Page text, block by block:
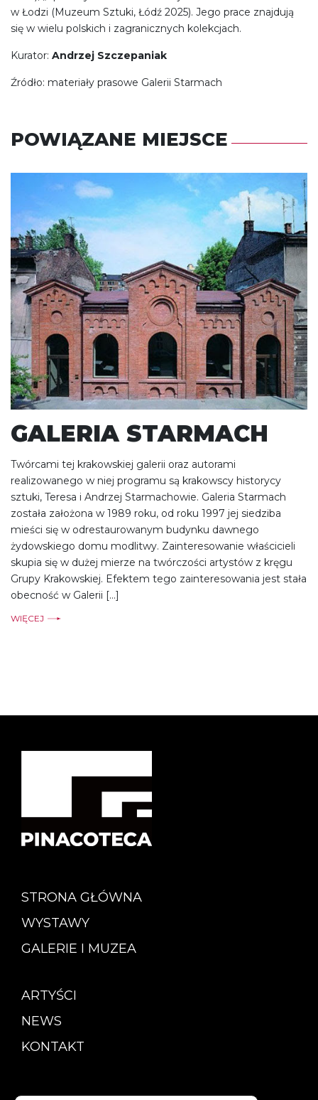
w Łodzi (Muzeum Sztuki, Łódź 2025). Jego prace znajdują
się w wielu polskich i zagranicznych kolekcjach.
Kurator: Andrzej Szczepaniak
Źródło: materiały prasowe Galerii Starmach
POWIĄZANE MIEJSCE
GALERIA STARMACH
Twórcami tej krakowskiej galerii oraz autorami
realizowanego w niej programu są krakowscy historycy
sztuki, Teresa i Andrzej Starmachowie. Galeria Starmach
została założona w 1989 roku, od roku 1997 jej siedziba
mieści się w odrestaurowanym budynku dawnego
żydowskiego domu modlitwy. Zainteresowanie właścicieli
skupia się w dużej mierze na twórczości artystów z kręgu
Grupy Krakowskiej. Efektem tego zainteresowania jest stała
obecność w Galerii […]
WIĘCEJ
STRONA GŁÓWNA
WYSTAWY
GALERIE I MUZEA
ARTYŚCI
NEWS
KONTAKT